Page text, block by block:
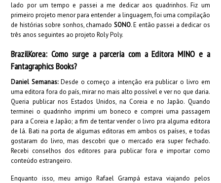
lado por um tempo e passei a me dedicar aos quadrinhos. Fiz um
primeiro projeto menor para entender a linguagem, foi uma compilação
de histórias sobre sonhos, chamado SONO. E então passei a dedicar os
três anos seguintes ao projeto Roly Poly.
BrazilKorea: Como surge a parceria com a Editora MINO e a
Fantagraphics Books?
Daniel Semanas:Desde o começo a intenção era publicar o livro em
uma editora fora do país, mirar no mais alto possível e ver no que daria.
Queria publicar nos Estados Unidos, na Coreia e no Japão. Quando
terminei o quadrinho imprimi um boneco e comprei uma passagem
para a Coreia e Japão; a fim de tentar vender o livro pra alguma editora
de lá. Bati na porta de algumas editoras em ambos os países, e todas
gostaram do livro, mas descobri que o mercado era super fechado.
Recebi conselhos dos editores para publicar fora e importar como
conteúdo estrangeiro.
Enquanto isso, meu amigo Rafael Grampá estava viajando pelos